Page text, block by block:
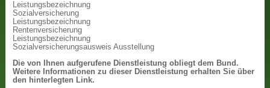
Leistungsbezeichnung
Sozialversicherung
Leistungsbezeichnung
Rentenversicherung
Leistungsbezeichnung
Sozialversicherungsausweis Ausstellung
Die von Ihnen aufgerufene Dienstleistung obliegt dem Bund.
Weitere Informationen zu dieser Dienstleistung erhalten Sie über
den hinterlegten Link.